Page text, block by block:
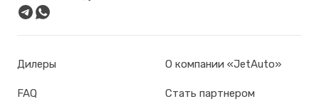
Дилеры О компании «JetAuto»
FAQ Стать партнером